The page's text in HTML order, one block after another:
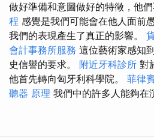
做好準備和意圖做好的特徵，他們
程 感覺是我們可能會在他人面前
我們的表現產生了真正的影響。
會計事務所服務 這位藝術家感知
史信譽的要求。 附近牙科診所 對
他首先轉向匈牙利科學院。 菲律
聽器 原理 我們中的許多人能夠在